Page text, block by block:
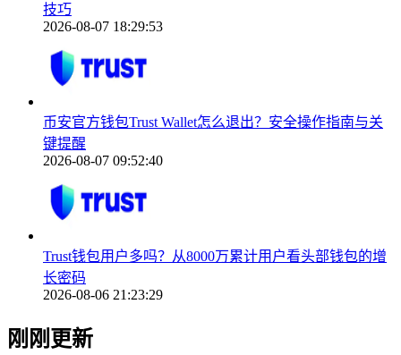
技巧
2026-08-07 18:29:53
币安官方钱包Trust Wallet怎么退出？安全操作指南与关
键提醒
2026-08-07 09:52:40
Trust钱包用户多吗？从8000万累计用户看头部钱包的增
长密码
2026-08-06 21:23:29
刚刚更新